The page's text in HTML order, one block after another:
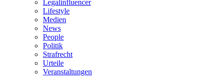
Legalinfluencer
Lifestyle
Medien
News
People
Politik
Strafrecht
Urteile
Veranstaltungen